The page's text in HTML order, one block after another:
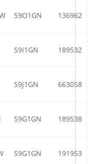
S9O1GN 136962
S9I1GN 189532
S9J1GN 663058
S9G1GN 189538
S9G1GN 191953